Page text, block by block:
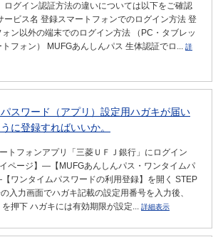
ログイン認証方法の違いについては以下をご確認
ービス名 登録スマートフォンでのログイン方法 登
ン以外の端末でのログイン方法 （PC・タブレッ
トフォン） MUFGあんしんパス 生体認証でロ... 詳
スワード（アプリ）設定用ハガキが届い
に登録すればいいか。
トフォンアプリ「三菱ＵＦＪ銀行」にログイン
ページ】―【MUFGあんしんパス・ワンタイムパ
ワンタイムパスワードの利用登録】を開く STEP
入力画面でハガキ記載の設定用番号を入力後、
を押下 ハガキには有効期限が設定... 詳細表示